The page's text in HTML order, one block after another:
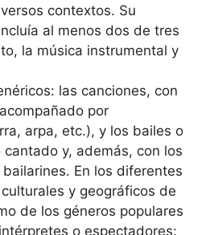
contextos. Su
al menos dos de tres
la música instrumental y
las canciones, con
por
arpa, etc.), y los bailes o
y, además, con los
En los diferentes
y geográficos de
de los géneros populares
o espectadores: